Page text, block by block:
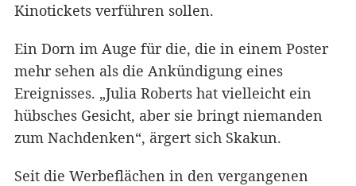
Kinotickets verführen sollen.
Ein Dorn im Auge für die, die in einem Poster
mehr sehen als die Ankündigung eines
Ereignisses. „Julia Roberts hat vielleicht ein
hübsches Gesicht, aber sie bringt niemanden
zum Nachdenken“, ärgert sich Skakun.
Seit die Werbeflächen in den vergangenen